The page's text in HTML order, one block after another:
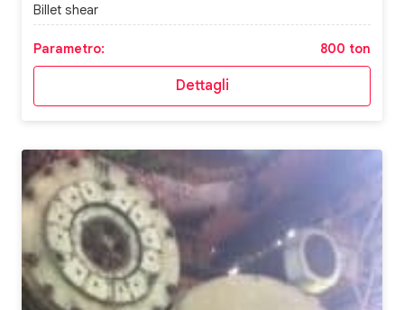
Billet shear
Parametro: 800 ton
Dettagli